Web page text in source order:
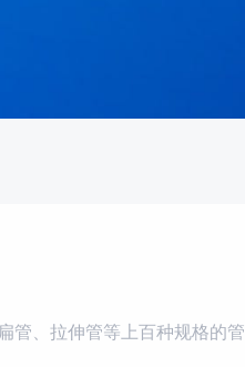
管、拉伸管等上百种规格的管